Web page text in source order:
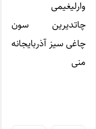
وارلیغیمی
چاتدیرین سون
چاغی سیز آذربایجانه
منی